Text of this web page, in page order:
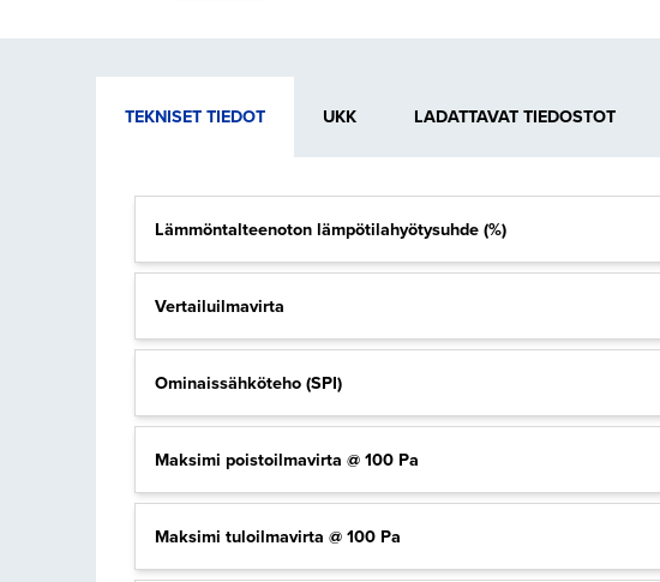
TEKNISET TIEDOT UKK LADATTAVAT TIEDOSTOT
Lämmöntalteenoton lämpötilahyötysuhde (%)
Vertailuilmavirta
Ominaissähköteho (SPI)
Maksimi poistoilmavirta @ 100 Pa
Maksimi tuloilmavirta @ 100 Pa